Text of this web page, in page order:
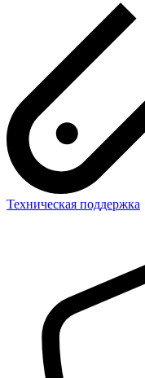
Техническая поддержка